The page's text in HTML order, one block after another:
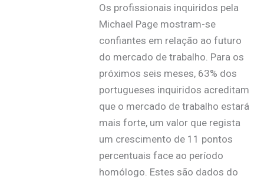
Os profissionais inquiridos pela
Michael Page mostram-se
confiantes em relação ao futuro
do mercado de trabalho. Para os
próximos seis meses, 63% dos
portugueses inquiridos acreditam
que o mercado de trabalho estará
mais forte, um valor que regista
um crescimento de 11 pontos
percentuais face ao período
homólogo. Estes são dados do